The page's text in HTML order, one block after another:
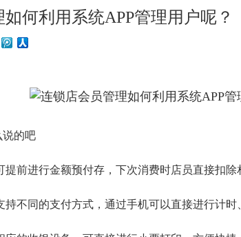
何利用系统APP管理用户呢？
的吧
提前进行金额预付存，下次消费时店员直接扣
持不同的支付方式，通过手机可以直接进行计